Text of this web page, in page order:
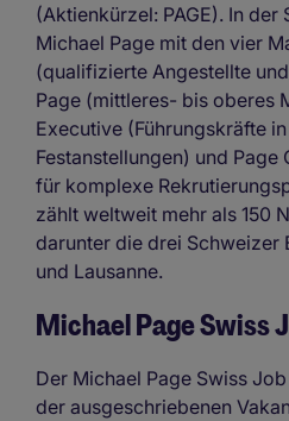
(Aktienkürzel: PAGE). In
Michael Page mit den vier
(qualifizierte Angestellte
Page (mittleres- bis oberes
Executive (Führungskräfte
Festanstellungen) und
für komplexe
zählt weltweit mehr als 150
darunter die drei Schweizer
und Lausanne.
Michael Page Swiss
Der Michael Page Swiss
der ausgeschriebenen